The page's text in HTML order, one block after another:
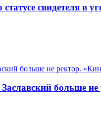
свидетеля в
больше